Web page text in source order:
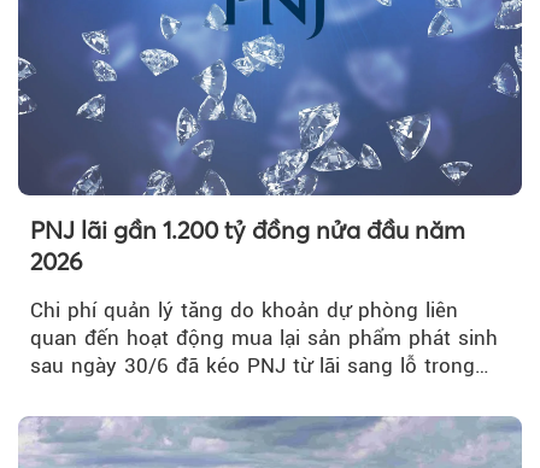
PNJ lãi gần 1.200 tỷ đồng nửa đầu năm
2026
Chi phí quản lý tăng do khoản dự phòng liên
quan đến hoạt động mua lại sản phẩm phát sinh
sau ngày 30/6 đã kéo PNJ từ lãi sang lỗ trong